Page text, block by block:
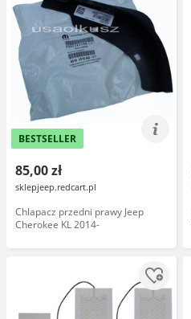
BESTSELLER
85,00 zł
sklepjeep.redcart.pl
Chlapacz przedni prawy Jeep
Cherokee KL 2014-